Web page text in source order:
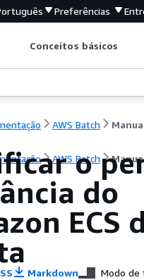
Preferências
Conceitos básicos
AWS Batch
AWS Batch
o
do
ECS
Markdown Modo de